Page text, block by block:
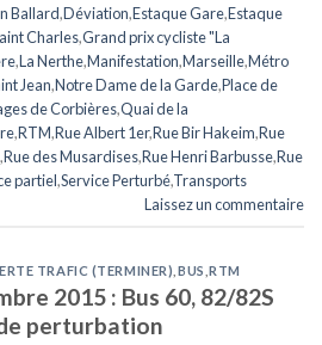
Ballard,Déviation,Estaque Gare,Estaque
Charles,Grand prix cycliste "La
,La Nerthe,Manifestation,Marseille,Métro
Jean,Notre Dame de la Garde,Place de
de Corbières,Quai de la
,RTM,Rue Albert 1er,Rue Bir Hakeim,Rue
,Rue des Musardises,Rue Henri Barbusse,Rue
partiel,Service Perturbé,Transports
Laissez un commentaire
TRAFIC (TERMINER) BUS ,RTM
2015 : Bus 60, 82/82S
perturbation